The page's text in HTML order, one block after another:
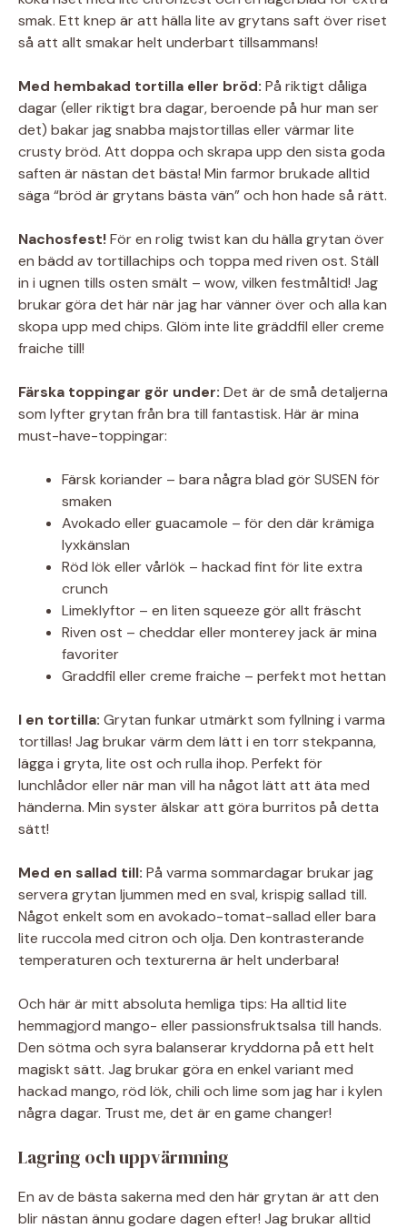
smak. Ett knep är att hälla lite av grytans saft över riset
så att allt smakar helt underbart tillsammans!
Med hembakad tortilla eller bröd: På riktigt dåliga
dagar (eller riktigt bra dagar, beroende på hur man ser
det) bakar jag snabba majstortillas eller värmar lite
crusty bröd. Att doppa och skrapa upp den sista goda
saften är nästan det bästa! Min farmor brukade alltid
säga “bröd är grytans bästa vän” och hon hade så rätt.
Nachosfest!För en rolig twist kan du hälla grytan över
en bädd av tortillachips och toppa med riven ost. Ställ
in i ugnen tills osten smält – wow, vilken festmåltid! Jag
brukar göra det här när jag har vänner över och alla kan
skopa upp med chips. Glöm inte lite gräddfil eller creme
fraiche till!
Färska toppingar gör under: Det är de små detaljerna
som lyfter grytan från bra till fantastisk. Här är mina
must-have-toppingar:
Färsk koriander – bara några blad gör SUSEN för
smaken
Avokado eller guacamole – för den där krämiga
lyxkänslan
Röd lök eller vårlök – hackad fint för lite extra
crunch
Limeklyftor – en liten squeeze gör allt fräscht
Riven ost – cheddar eller monterey jack är mina
favoriter
Graddfil eller creme fraiche – perfekt mot hettan
I en tortilla: Grytan funkar utmärkt som fyllning i varma
tortillas! Jag brukar värm dem lätt i en torr stekpanna,
lägga i gryta, lite ost och rulla ihop. Perfekt för
lunchlådor eller när man vill ha något lätt att äta med
händerna. Min syster älskar att göra burritos på detta
sätt!
Med en sallad till: På varma sommardagar brukar jag
servera grytan ljummen med en sval, krispig sallad till.
Något enkelt som en avokado-tomat-sallad eller bara
lite ruccola med citron och olja. Den kontrasterande
temperaturen och texturerna är helt underbara!
Och här är mitt absoluta hemliga tips: Ha alltid lite
hemmagjord mango- eller passionsfruktsalsa till hands.
Den sötma och syra balanserar kryddorna på ett helt
magiskt sätt. Jag brukar göra en enkel variant med
hackad mango, röd lök, chili och lime som jag har i kylen
några dagar. Trust me, det är en game changer!
Lagring och uppvärmning
En av de bästa sakerna med den här grytan är att den
blir nästan ännu godare dagen efter! Jag brukar alltid